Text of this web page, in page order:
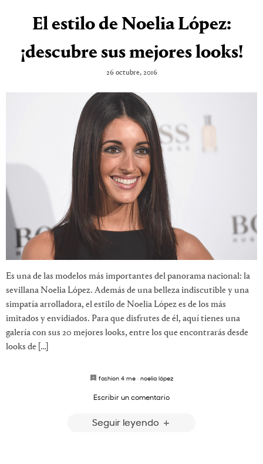
El estilo de Noelia López:
¡descubre sus mejores looks!
26 octubre, 2016
Es una de las modelos más importantes del panorama nacional: la
sevillana Noelia López. Además de una belleza indiscutible y una
simpatía arrolladora, el estilo de Noelia López es de los más
imitados y envidiados. Para que disfrutes de él, aquí tienes una
galería con sus 20 mejores looks, entre los que encontrarás desde
looks de […]
fashion 4 me · noelia lópez
Escribir un comentario
Seguir leyendo